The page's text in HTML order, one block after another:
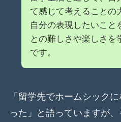
て感じて考えることの
自分の表現したいこと
との難しさや楽しさを
です。
「留学先でホームシック
った」と語っていますが